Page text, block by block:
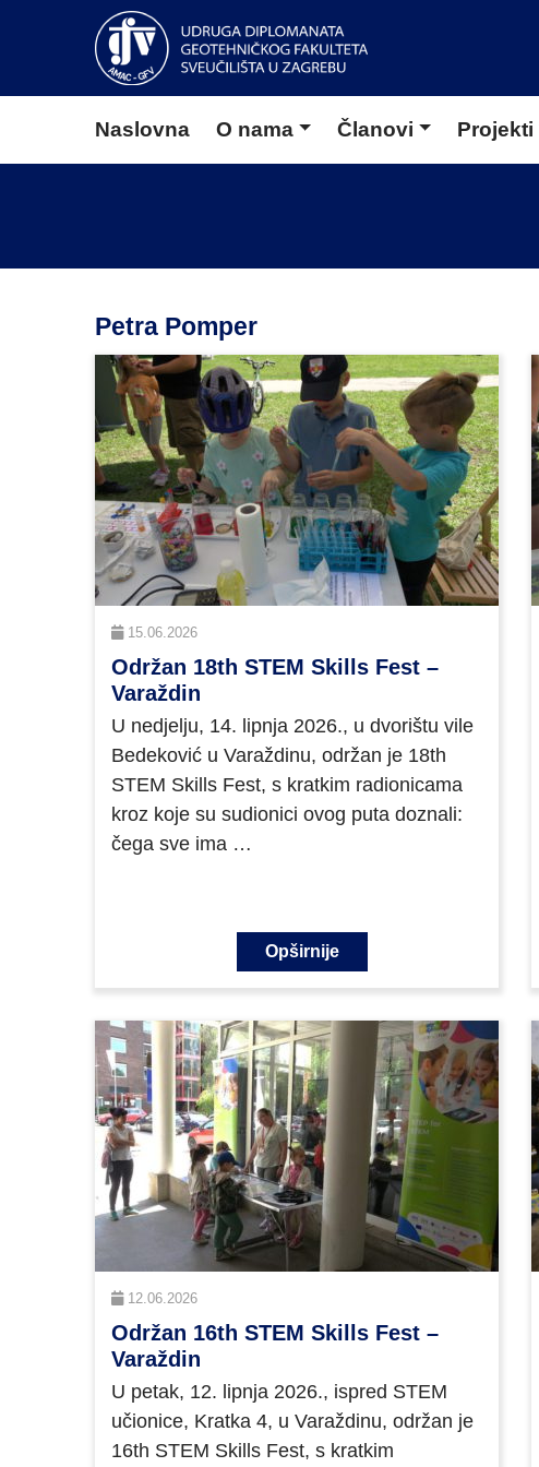
Naslovna O nama Članovi Projekti
Petra Pomper
15.06.2026
Održan 18th STEM Skills Fest –
Varaždin
U nedjelju, 14. lipnja 2026., u dvorištu vile
Bedeković u Varaždinu, održan je 18th
STEM Skills Fest, s kratkim radionicama
kroz koje su sudionici ovog puta doznali:
čega sve ima …
Opširnije
12.06.2026
Održan 16th STEM Skills Fest –
Varaždin
U petak, 12. lipnja 2026., ispred STEM
učionice, Kratka 4, u Varaždinu, održan je
16th STEM Skills Fest, s kratkim